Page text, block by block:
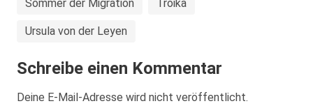
Sommer der Migration Troika
Ursula von der Leyen
Schreibe einen Kommentar
Deine E-Mail-Adresse wird nicht veröffentlicht.